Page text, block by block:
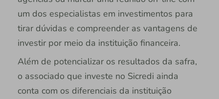
um dos especialistas em investimentos para
tirar dúvidas e compreender as vantagens de
investir por meio da instituição financeira.
Além de potencializar os resultados da safra,
o associado que investe no Sicredi ainda
conta com os diferenciais da instituição